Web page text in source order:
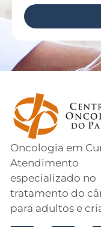
Oncologia em
Atendimento
especializado no
tratamento do
para adultos e